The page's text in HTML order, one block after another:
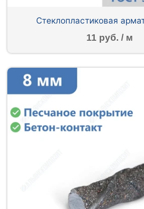
Стеклопластиковая
11 руб. / м